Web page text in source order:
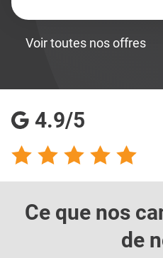
Voir toutes nos offres
4.9/5
Ce que nos
de